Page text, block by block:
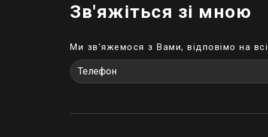
потужність
значення
час роботи
ККД
Зв'яжіться зі мною
Ми зв'яжемося з Вами, відповімо на